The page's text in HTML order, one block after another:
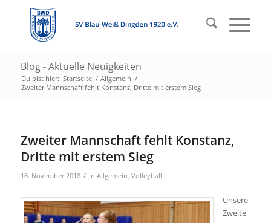
Blog - Aktuelle Neuigkeiten
Du bist hier: Startseite / Allgemein /
Zweiter Mannschaft fehlt Konstanz, Dritte mit erstem Sieg
Zweiter Mannschaft fehlt Konstanz,
Dritte mit erstem Sieg
18. November 2018 / in Allgemein, Volleyball
Unsere
Zweite